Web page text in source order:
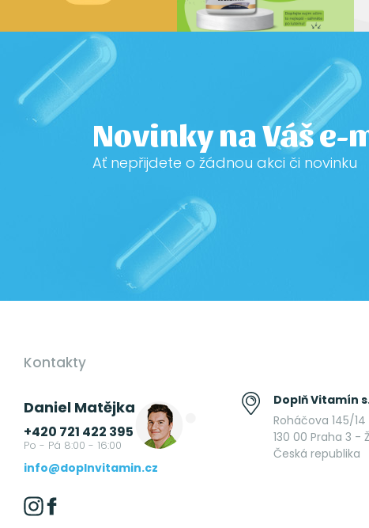
Novinky na Váš e-
Ať nepřijdete o žádnou akci či novinku
Kontakty
Daniel Matějka
+420 721 422 395
Po - Pá 8:00 - 16:00
info@doplnvitamin.cz
Doplň Vitamín
Roháčova 145/14
130 00 Praha 3 -
Česká republika